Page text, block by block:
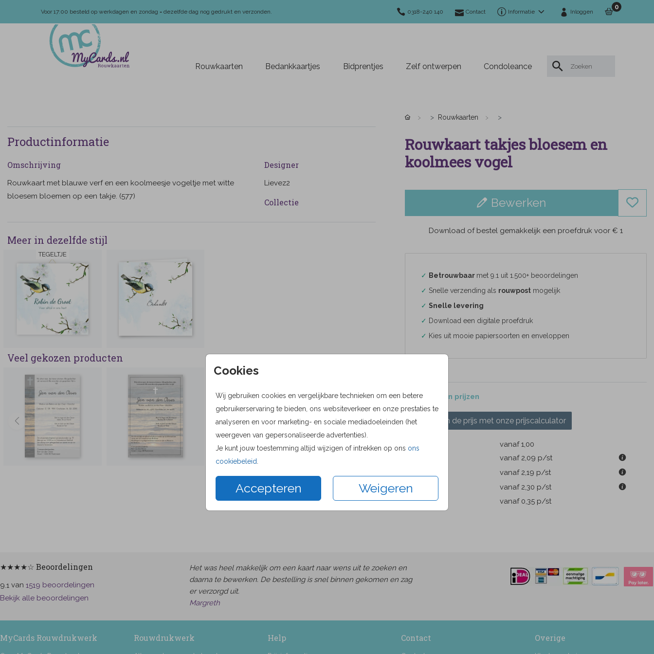
Voor 17:00 besteld op werkdagen en zondag = dezelfde dag nog gedrukt en verzonden. 0318-240 140 Contact Informatie Inloggen
0
Rouwkaarten Bedankkaartjes Bidprentjes Zelf ontwerpen Condoleance
Cookies
Wij gebruiken cookies en vergelijkbare technieken om een betere
gebruikerservaring te bieden, ons websiteverkeer en onze prestaties te
analyseren en voor marketing- en sociale mediadoeleinden (het
weergeven van gepersonaliseerde advertenties).
Je kunt jouw toestemming altijd wijzigen of intrekken op ons ons
cookiebeleid
Accepteren Weigeren
Productinformatie
Omschrijving
Rouwkaart met blauwe verf en een koolmeesje vogeltje met witte
bloesem bloemen op een takje. (577)
Designer
Lievez2
Collectie
Meer in dezelfde stijl
TEGELTJE
Veel gekozen producten
Rouwkaarten
Rouwkaart takjes bloesem en
koolmees vogel
Bewerken
Download of bestel gemakkelijk een proefdruk voor € 1
✓ Betrouwbaar met 9.1 uit 1.500+ beoordelingen
✓ Snelle verzending als rouwpostmogelijk
✓ Snelle levering
✓ Download een digitale proefdruk
✓ Kies uit mooie papiersoorten en enveloppen
Formaten en prijzen
Bereken de prijs met onze prijscalculator
vanaf 1,00
vanaf 2,09 p/st
vanaf 2,19 p/st
15 × 15 cm
vanaf 2,30 p/st
Enveloppen
vanaf 0,35 p/st
★★★★☆ Beoordelingen
9.1 van 1519 beoordelingen
Bekijk alle beoordelingen
Het was heel makkelijk om een kaart naar wens uit te zoeken en
daarna te bewerken. De bestelling is snel binnen gekomen en zag
er verzorgd uit.
Margreth
MyCards Rouwdrukwerk Rouwdrukwerk Help Contact Overige